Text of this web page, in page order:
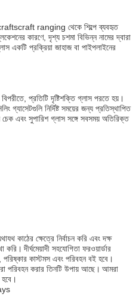
ranging থেকে শিল্পে ব্যবহৃত
কারণে, দৃশ্য চশমা বিভিন্ন নামের দ্বারা
একটি প্রক্রিয়া জাহাজ বা পাইপলাইনের
প্রতিটি দৃষ্টিশক্তি গ্লাস পরতে হয়।
গ্যাসেটগুলি নির্দিষ্ট সময়ের জন্য প্রতিস্থাপিত
এবং সুপারিশ গ্লাস সঙ্গে সবসময় অতিরিক্ত
কাঠের ক্ষেত্রে নির্বাচন করি এবং দক্ষ
করি। দীর্ঘমেয়াদী সহযোগিতা ফরওয়ার্ডার
কাস্টমস এবং পরিবহন বই হবে।
পরিবহন করার তিনটি উপায় আছে। আমরা
হবে।